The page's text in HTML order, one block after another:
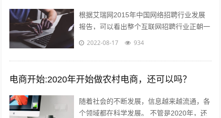
根据艾瑞网2015年中国网络招聘行业发展
报告，可以看出整个互联网招聘行业正朝一
个好的趋势蓬勃发展。而如今，正规的猎头
2022-08-17 934
电商开始:2020年开始做农村电商，还可以吗？
随着社会的不断发展，信息越来越流通，各
个领域都在科学发展。 不管是2020年，还